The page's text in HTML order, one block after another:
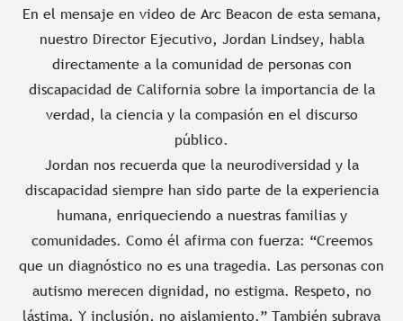
En el mensaje en video de Arc Beacon de esta semana,
nuestro Director Ejecutivo, Jordan Lindsey, habla
directamente a la comunidad de personas con
discapacidad de California sobre la importancia de la
verdad, la ciencia y la compasión en el discurso
público.
Jordan nos recuerda que la neurodiversidad y la
discapacidad siempre han sido parte de la experiencia
humana, enriqueciendo a nuestras familias y
comunidades. Como él afirma con fuerza: “Creemos
que un diagnóstico no es una tragedia. Las personas con
autismo merecen dignidad, no estigma. Respeto, no
lástima. Y inclusión, no aislamiento.” También subraya